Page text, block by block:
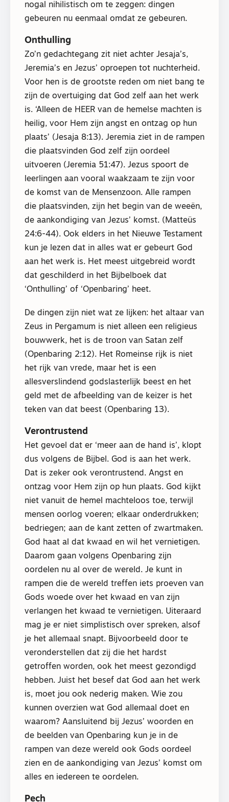
nogal nihilistisch om te zeggen: dingen
gebeuren nu eenmaal omdat ze gebeuren.
Onthulling
Zo’n gedachtegang zit niet achter Jesaja’s,
Jeremia’s en Jezus’ oproepen tot nuchterheid.
Voor hen is de grootste reden om niet bang te
zijn de overtuiging dat God zelf aan het werk
is. ‘Alleen de HEER van de hemelse machten is
heilig, voor Hem zijn angst en ontzag op hun
plaats’ (Jesaja 8:13). Jeremia ziet in de rampen
die plaatsvinden God zelf zijn oordeel
uitvoeren (Jeremia 51:47). Jezus spoort de
leerlingen aan vooral waakzaam te zijn voor
de komst van de Mensenzoon. Alle rampen
die plaatsvinden, zijn het begin van de weeën,
de aankondiging van Jezus’ komst. (Matteüs
24:6-44). Ook elders in het Nieuwe Testament
kun je lezen dat in alles wat er gebeurt God
aan het werk is. Het meest uitgebreid wordt
dat geschilderd in het Bijbelboek dat
‘Onthulling’ of ‘Openbaring’ heet.
De dingen zijn niet wat ze lijken: het altaar van
Zeus in Pergamum is niet alleen een religieus
bouwwerk, het is de troon van Satan zelf
(Openbaring 2:12). Het Romeinse rijk is niet
het rijk van vrede, maar het is een
allesverslindend godslasterlijk beest en het
geld met de afbeelding van de keizer is het
teken van dat beest (Openbaring 13).
Verontrustend
Het gevoel dat er ‘meer aan de hand is’, klopt
dus volgens de Bijbel. God is aan het werk.
Dat is zeker ook verontrustend. Angst en
ontzag voor Hem zijn op hun plaats. God kijkt
niet vanuit de hemel machteloos toe, terwijl
mensen oorlog voeren; elkaar onderdrukken;
bedriegen; aan de kant zetten of zwartmaken.
God haat al dat kwaad en wil het vernietigen.
Daarom gaan volgens Openbaring zijn
oordelen nu al over de wereld. Je kunt in
rampen die de wereld treffen iets proeven van
Gods woede over het kwaad en van zijn
verlangen het kwaad te vernietigen. Uiteraard
mag je er niet simplistisch over spreken, alsof
je het allemaal snapt. Bijvoorbeeld door te
veronderstellen dat zij die het hardst
getroffen worden, ook het meest gezondigd
hebben. Juist het besef dat God aan het werk
is, moet jou ook nederig maken. Wie zou
kunnen overzien wat God allemaal doet en
waarom? Aansluitend bij Jezus’ woorden en
de beelden van Openbaring kun je in de
rampen van deze wereld ook Gods oordeel
zien en de aankondiging van Jezus’ komst om
alles en iedereen te oordelen.
Pech